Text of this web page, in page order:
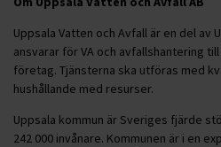
Uppsala Vatten och Avfall är en del av
ansvarar för VA och avfallshantering
företag. Tjänsterna ska utföras med
hushållande med resurser.
Uppsala kommun är Sveriges fjärde
242 000 invånare. Kommunen är i en